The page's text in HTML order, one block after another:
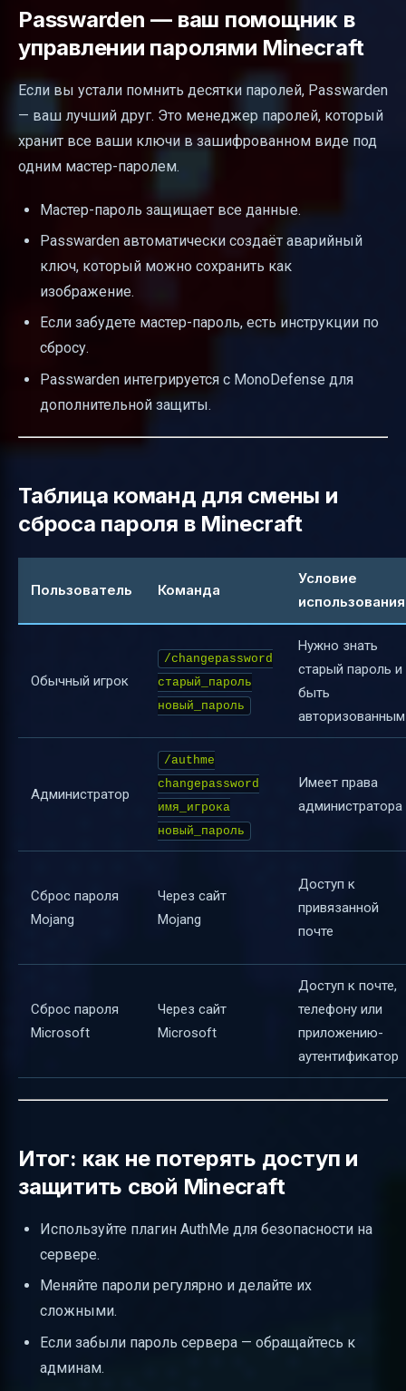
Passwarden — ваш помощник в
управлении паролями Minecraft
Если вы устали помнить десятки паролей, Passwarden
— ваш лучший друг. Это менеджер паролей, который
хранит все ваши ключи в зашифрованном виде под
одним мастер-паролем.
Мастер-пароль защищает все данные.
Passwarden автоматически создаёт аварийный
ключ, который можно сохранить как
изображение.
Если забудете мастер-пароль, есть инструкции по
сбросу.
Passwarden интегрируется с MonoDefense для
дополнительной защиты.
Таблица команд для смены и
сброса пароля в Minecraft
Пользователь Команда
Условие
использования
Обычный игрок
/changepassword
старый_пароль
новый_пароль
Нужно знать
старый пароль и
быть
авторизованным
Администратор
/authme
changepassword
имя_игрока
новый_пароль
Имеет права
администратора
Сброс пароля
Mojang
Через сайт
Mojang
Доступ к
привязанной
почте
Сброс пароля
Microsoft
Через сайт
Microsoft
Доступ к почте,
телефону или
приложению-
аутентификатор
Итог: как не потерять доступ и
защитить свой Minecraft
Используйте плагин AuthMe для безопасности на
сервере.
Меняйте пароли регулярно и делайте их
сложными.
Если забыли пароль сервера — обращайтесь к
админам.